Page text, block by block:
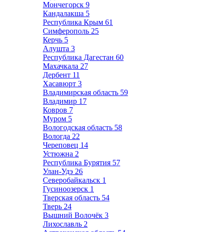
Мончегорск 9
Кандалакша 5
Республика Крым 61
Симферополь 25
Керчь 5
Алушта 3
Республика Дагестан 60
Махачкала 27
Дербент 11
Хасавюрт 3
Владимирская область 59
Владимир 17
Ковров 7
Муром 5
Вологодская область 58
Вологда 22
Череповец 14
Устюжна 2
Республика Бурятия 57
Улан-Удэ 26
Северобайкальск 1
Гусиноозерск 1
Тверская область 54
Тверь 24
Вышний Волочёк 3
Лихославль 2